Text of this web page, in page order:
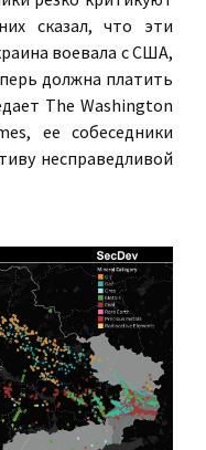
сказал, что эти
воевала с США,
должна платить
The Washington
ее собеседники
несправедливой